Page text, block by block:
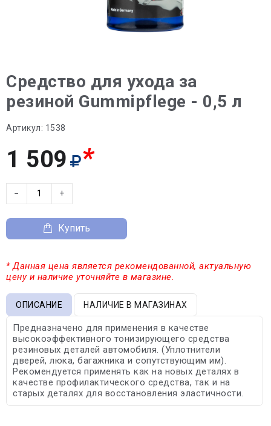
Средство для ухода за
резиной Gummipflege - 0,5 л
Артикул: 1538
1 509 *
− +
Купить
* Данная цена является рекомендованной, актуальную
цену и наличие уточняйте в магазине.
ОПИСАНИЕ НАЛИЧИЕ В МАГАЗИНАХ
Предназначено для применения в качестве
высокоэффективного тонизирующего средства
резиновых деталей автомобиля. (Уплотнители
дверей, люка, багажника и сопутствующим им).
Рекомендуется применять как на новых деталях в
качестве профилактического средства, так и на
старых деталях для восстановления эластичности.